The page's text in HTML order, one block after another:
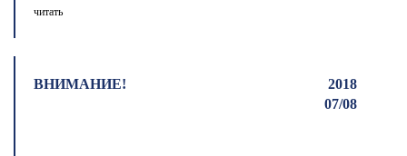
читать
ВНИМАНИЕ!
2018
07/08